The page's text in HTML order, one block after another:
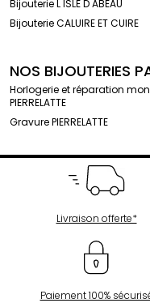
Bijouterie L ISLE D ABEAU
Bijouterie CALUIRE ET CUIRE
NOS BIJOUTERIES
Horlogerie et réparation
PIERRELATTE
Gravure PIERRELATTE
Livraison offerte*
Paiement 100%